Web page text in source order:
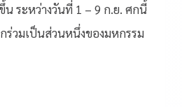
น ระหว่างวันที่ 1 – 9 ก.ย. ศกนี้
ร่วมเป็นส่วนหนึ่งของมหกรรม